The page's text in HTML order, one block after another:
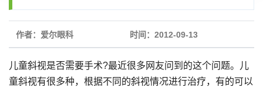
作者：爱尔眼科 时间：2012-09-13
儿童斜视是否需要手术?最近很多网友问到的这个问题。儿
童斜视有很多种，根据不同的斜视情况进行治疗，有的可以